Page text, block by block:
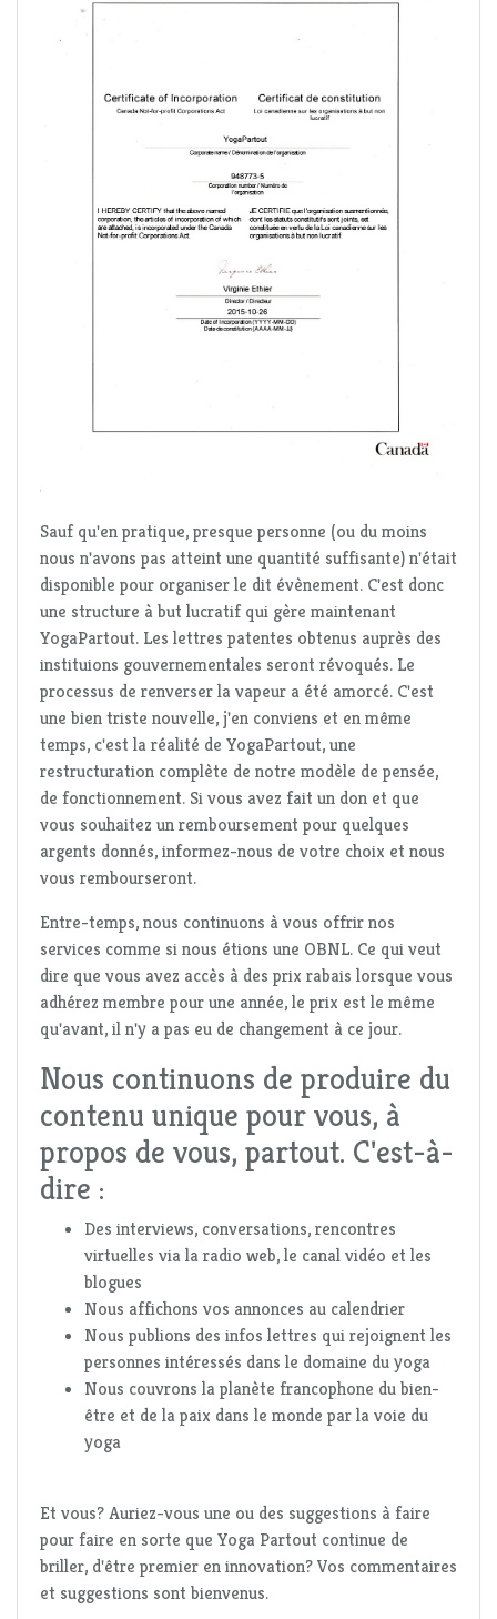
Sauf qu'en pratique, presque personne (ou du moins
nous n'avons pas atteint une quantité suffisante) n'était
disponible pour organiser le dit évènement. C'est donc
une structure à but lucratif qui gère maintenant
YogaPartout. Les lettres patentes obtenus auprès des
instituions gouvernementales seront révoqués. Le
processus de renverser la vapeur a été amorcé. C'est
une bien triste nouvelle, j'en conviens et en même
temps, c'est la réalité de YogaPartout, une
restructuration complète de notre modèle de pensée,
de fonctionnement. Si vous avez fait un don et que
vous souhaitez un remboursement pour quelques
argents donnés, informez-nous de votre choix et nous
vous rembourseront.
Entre-temps, nous continuons à vous offrir nos
services comme si nous étions une OBNL. Ce qui veut
dire que vous avez accès à des prix rabais lorsque vous
adhérez membre pour une année, le prix est le même
qu'avant, il n'y a pas eu de changement à ce jour.
Nous continuons de produire du
contenu unique pour vous, à
propos de vous, partout. C'est-à-
dire :
Des interviews, conversations, rencontres
virtuelles via la radio web, le canal vidéo et les
blogues
Nous affichons vos annonces au calendrier
Nous publions des infos lettres qui rejoignent les
personnes intéressés dans le domaine du yoga
Nous couvrons la planète francophone du bien-
être et de la paix dans le monde par la voie du
yoga
Et vous? Auriez-vous une ou des suggestions à faire
pour faire en sorte que Yoga Partout continue de
briller, d'être premier en innovation? Vos commentaires
et suggestions sont bienvenus.